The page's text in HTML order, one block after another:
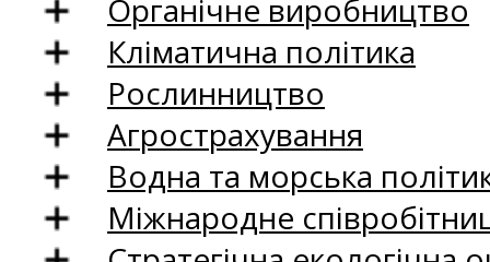
Органічне виробництво
Кліматична політика
Рослинництво
Агрострахування
Водна та морська
Міжнародне